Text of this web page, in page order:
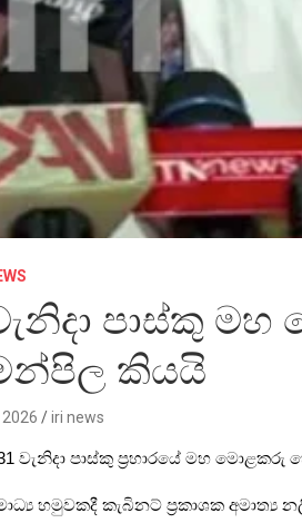
පාස්කු
කියයි
iri news
වැනිදා පාස්කු ප්‍රහාරයේ මහ
හමුවකදී කැබිනට් ප්‍රකාශක